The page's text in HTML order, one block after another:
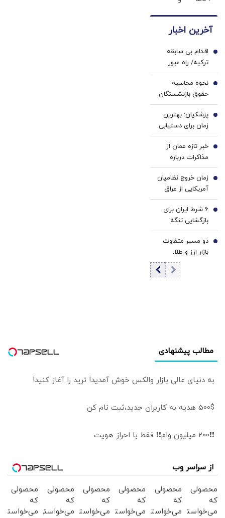
خانگی
EREV
بازار
ایران
شد
بلند
در در
ایران
رونمایی
شد
آخرین اخبار
اقدام بی سابقه
ترکیه/ راه عبور
روسیه بسته شد
1
نحوه محاسبه
حقوق بازنشستگان
اعلام شد/مستمری
بازنشستگی با ۲۰،
۳۰ و ۳۵ سال
سابقه چگونه
محاسبه می‌شود؟
2
پزشکیان‌: بهترین
زمان برای دستیابی
به توافق شرایط
کنونی است |
استعفای ما
مسئله‌ای نیست،
من به قدرت
نچسبیده‌ام | برای
نمی‌توان جنگید |
برنامه این بود که
حتی به پاسگاه‌های
مرزی ما حمله شود
3
خبر تازه عمان از
مذاکرات درباره
تنگه هرمز/
گفتگوها در فضای
مثبت جریان دارد
4
زمان خروج نظامیان
آمریکایی از عراق
اعلام شد
5
۶ شرط ایران برای
بازگشایی تنگه
هرمز/ شورای عالی
امنیت ملی تکلیف
را یکسره کرد
6
دو مسیر متفاوت
بازار ارز و طلا؛
سقوط یک‌کاناله
دلار در برابر جهش
7
مطالب پیشنهادی
به دنیای عالی بازار والکس خوش آمدید! ترید را آغاز کنید!
500$ هدیه به کاربران جدید،ثبت نام کن
❗❗200 میلیون وام❗❗ فقط با احراز هویت
از سراسر وب
محصولی
که
می‌خواستی
محصولی
که
می‌خواستی
محصولی
که
می‌خواستی
محصولی
که
می‌خواستی
محصولی
که
می‌خواستی
محصولی
که
می‌خواستی